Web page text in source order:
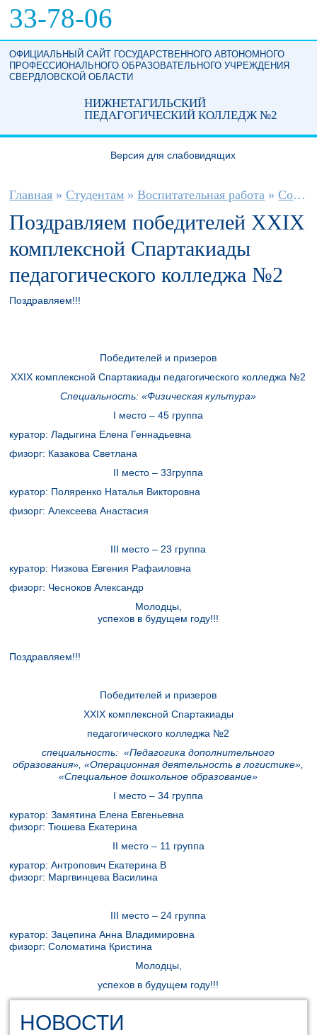
33-78-06
ОФИЦИАЛЬНЫЙ САЙТ ГОСУДАРСТВЕННОГО АВТОНОМНОГО
ПРОФЕССИОНАЛЬНОГО ОБРАЗОВАТЕЛЬНОГО УЧРЕЖДЕНИЯ
СВЕРДЛОВСКОЙ ОБЛАСТИ
НИЖНЕТАГИЛЬСКИЙ
ПЕДАГОГИЧЕСКИЙ КОЛЛЕДЖ №2
Версия для слабовидящих
Вы здесь
Главная » Студентам » Воспитательная работа » Социальный педагог
Поздравляем победителей XXIX
комплексной Спартакиады
педагогического колледжа №2
Поздравляем!!!
Победителей и призеров
XXIX комплексной Спартакиады педагогического колледжа №2
Специальность: «Физическая культура»
I место – 45 группа
куратор: Ладыгина Елена Геннадьевна
физорг: Казакова Светлана
II место – 33группа
куратор: Поляренко Наталья Викторовна
физорг: Алексеева Анастасия
III место – 23 группа
куратор: Низкова Евгения Рафаиловна
физорг: Чесноков Александр
Молодцы,
успехов в будущем году!!!
Поздравляем!!!
Победителей и призеров
XXIXкомплексной Спартакиады
педагогического колледжа №2
специальность: «Педагогика дополнительного
образования», «Операционная деятельность в логистике»,
«Специальное дошкольное образование»
I место – 34 группа
куратор: Замятина Елена Евгеньевна
физорг: Тюшева Екатерина
II место – 11 группа
куратор: Антропович Екатерина В
физорг: Маргвинцева Василина
III место – 24 группа
куратор: Зацепина Анна Владимировна
физорг: Соломатина Кристина
Молодцы,
успехов в будущем году!!!
НОВОСТИ